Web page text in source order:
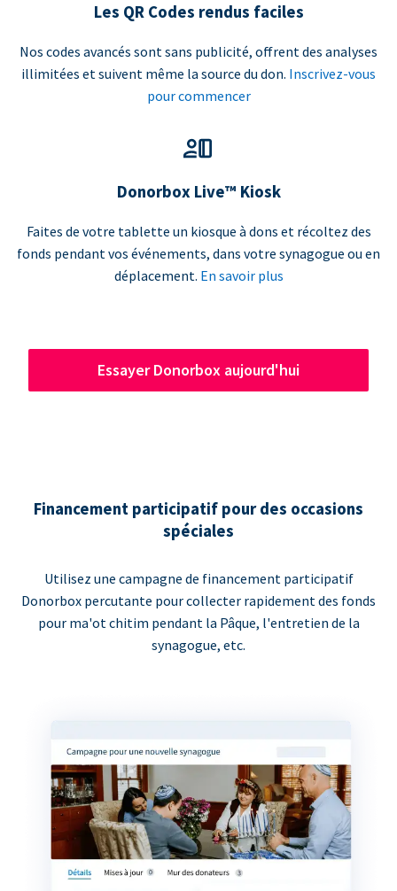
Les QR Codes rendus faciles
Nos codes avancés sont sans publicité, offrent des analyses
illimitées et suivent même la source du don. Inscrivez-vous
pour commencer
Donorbox Live™ Kiosk
Faites de votre tablette un kiosque à dons et récoltez des
fonds pendant vos événements, dans votre synagogue ou en
déplacement. En savoir plus
Essayer Donorbox aujourd'hui
Financement participatif pour des occasions
spéciales
Utilisez une campagne de financement participatif
Donorbox percutante pour collecter rapidement des fonds
pour ma'ot chitim pendant la Pâque, l'entretien de la
synagogue, etc.